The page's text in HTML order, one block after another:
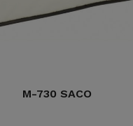
M-730 SACO